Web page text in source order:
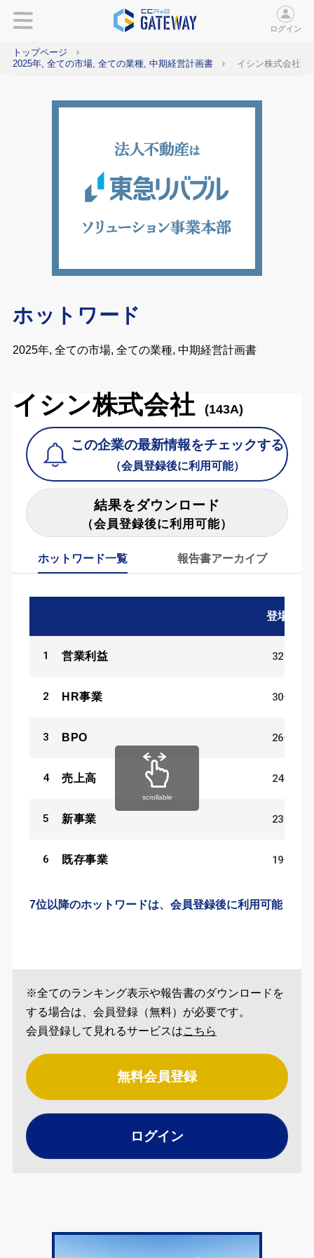
ログイン
トップページ
2025年, 全ての市場, 全ての業種, 中期経営計画書
イシン株式会社
ホットワード
2025年, 全ての市場, 全ての業種, 中期経営計画書
イシン株式会社 (143A)
この企業の最新情報をチェックする
（会員登録後に利用可能）
結果をダウンロード
（会員登録後に利用可能）
ホットワード一覧 報告書アーカイブ
登場数
1 営業利益 32件
2 HR事業 30件
3 BPO 26件
4 売上高 24件
5 新事業 23件
6 既存事業 19件
7位以降のホットワードは、会員登録後に利用可能
scrollable
※全てのランキング表示や報告書のダウンロードを
する場合は、会員登録（無料）が必要です。
会員登録して見れるサービスはこちら
無料会員登録
ログイン